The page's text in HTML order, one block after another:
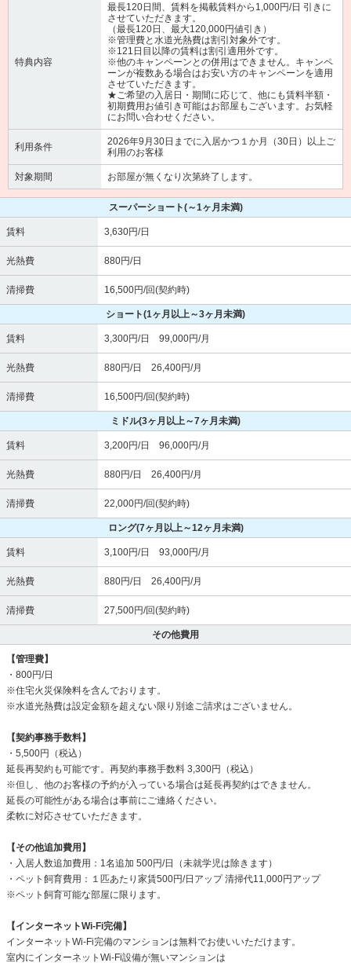
特典内容
最長120日間、賃料を掲載賃料から1,000円/日 引きに
させていただきます。
（最長120日、最大120,000円値引き）
※管理費と水道光熱費は割引対象外です。
※121日目以降の賃料は割引適用外です。
※他のキャンペーンとの併用はできません。キャンペ
ーンが複数ある場合はお安い方のキャンペーンを適用
させていただきます。
★ご希望の入居日・期間に応じて、他にも賃料半額・
初期費用お値引き可能はお部屋もございます。お気軽
にお問い合わせください。
利用条件
2026年9月30日までに入居かつ１か月（30日）以上ご
利用のお客様
対象期間 お部屋が無くなり次第終了します。
スーパーショート(～1ヶ月未満)
賃料 3,630円/日
光熱費 880円/日
清掃費 16,500円/回(契約時)
ショート(1ヶ月以上～3ヶ月未満)
賃料 3,300円/日 99,000円/月
光熱費 880円/日 26,400円/月
清掃費 16,500円/回(契約時)
ミドル(3ヶ月以上～7ヶ月未満)
賃料 3,200円/日 96,000円/月
光熱費 880円/日 26,400円/月
清掃費 22,000円/回(契約時)
ロング(7ヶ月以上～12ヶ月未満)
賃料 3,100円/日 93,000円/月
光熱費 880円/日 26,400円/月
清掃費 27,500円/回(契約時)
その他費用
【管理費】
・800円/日
※住宅火災保険料を含んでおります。
※水道光熱費は設定金額を超えない限り別途ご請求はございません。
【契約事務手数料】
・5,500円（税込）
延長再契約も可能です。再契約事務手数料 3,300円（税込）
※但し、他のお客様の予約が入っている場合は延長再契約はできません。
延長の可能性がある場合は事前にご連絡ください。
柔軟に対応させていただきます。
【その他追加費用】
・入居人数追加費用：1名追加 500円/日（未就学児は除きます）
・ペット飼育費用：１匹あたり家賃500円/日アップ 清掃代11,000円アップ
※ペット飼育可能な部屋に限ります。
【インターネットWi-Fi完備】
インターネットWi-Fi完備のマンションは無料でお使いいただけます。
室内にインターネットWi-Fi設備が無いマンションは